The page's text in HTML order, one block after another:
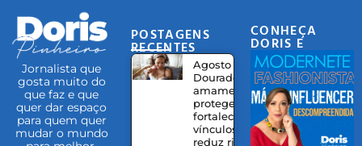
Jornalista que
gosta muito do
que faz e que
quer dar espaço
para quem quer
mudar o mundo
POSTAGENS
RECENTES
Agosto
Dourado:
amamentação
protege,
fortalece
vínculos e
reduz riscos à
CONHEÇA
DORIS E
EQUIPE